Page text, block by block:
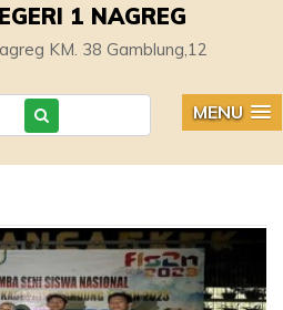
1 NAGREG
KM. 38 Gamblung,12
MENU